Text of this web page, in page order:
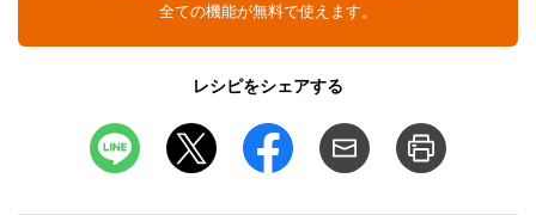
全ての機能が無料で使えます。
レシピをシェアする